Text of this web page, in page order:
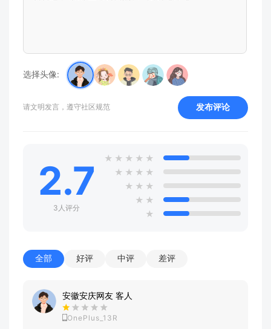
选择头像:
请文明发言，遵守社区规范 发布评论
2.7
3人评分
★ ★ ★ ★ ★
★ ★ ★ ★
★ ★ ★
★ ★
★
全部 好评 中评 差评
安徽安庆网友 客人
OnePlus_13R